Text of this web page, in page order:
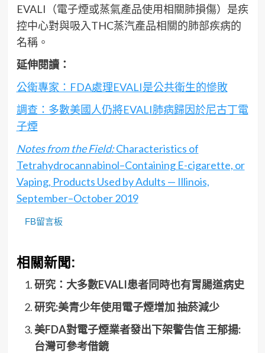
EVALI（電子煙或蒸氣產品使用相關肺損傷）是疾
控中心對與吸入THC蒸汽產品相關的肺部疾病的
名稱。
延伸閱讀：
公衛專家：FDA處理EVALI是公共衛生的慘敗
調查：多數美國人仍將EVALI肺病歸因於尼古丁電
子煙
Notes from the Field:Characteristics of
Tetrahydrocannabinol–Containing E-cigarette, or
Vaping, Products Used by Adults — Illinois,
September–October 2019
FB留言板
相關新聞:
研究：大多數EVALI患者同時也有胃腸道病史
研究:美青少年使用電子煙增加 抽菸減少
美FDA對電子煙業者發出下架警告信 王郁揚:
台灣可參考借鏡